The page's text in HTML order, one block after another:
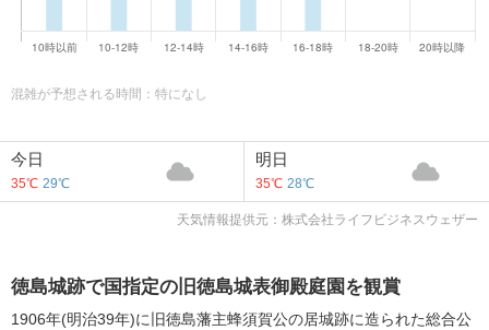
混雑が予想される時間：特になし
今日
35℃ 29℃
明日
35℃ 28℃
天気情報提供元：株式会社ライフビジネスウェザー
徳島城跡で国指定の旧徳島城表御殿庭園を観賞
1906年(明治39年)に旧徳島藩主蜂須賀公の居城跡に造られた総合公